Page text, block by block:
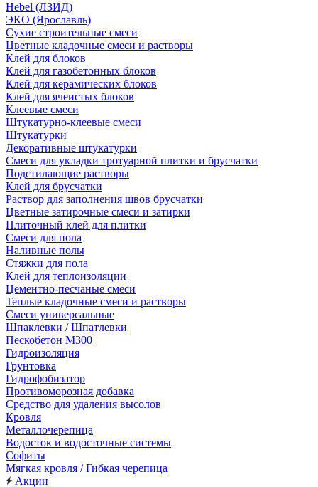
Hebel (ЛЗИД)
ЭКО (Ярославль)
Сухие строительные смеси
Цветные кладочные смеси и растворы
Клей для блоков
Клей для газобетонных блоков
Клей для керамических блоков
Клей для ячеистых блоков
Клеевые смеси
Штукатурно-клеевые смеси
Штукатурки
Декоративные штукатурки
Смеси для укладки тротуарной плитки и брусчатки
Подстилающие растворы
Клей для брусчатки
Раствор для заполнения швов брусчатки
Цветные затирочные смеси и затирки
Плиточный клей для плитки
Смеси для пола
Наливные полы
Стяжки для пола
Клей для теплоизоляции
Цементно-песчаные смеси
Теплые кладочные смеси и растворы
Смеси универсальные
Шпаклевки / Шпатлевки
Пескобетон М300
Гидроизоляция
Грунтовка
Гидрофобизатор
Противоморозная добавка
Средство для удаления высолов
Кровля
Металлочерепица
Водосток и водосточные системы
Софиты
Мягкая кровля / Гибкая черепица
Акции